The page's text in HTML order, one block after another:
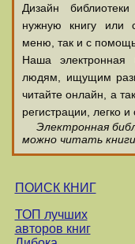
Дизайн
нужную книгу или
меню, так и с
Наша электронная
людям, ищущим
читайте онлайн, а
регистрации, легко и
Электронная
можно читать
ПОИСК КНИГ
ТОП лучших
авторов книг